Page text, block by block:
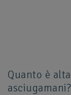
Quanto è
asciugamani?